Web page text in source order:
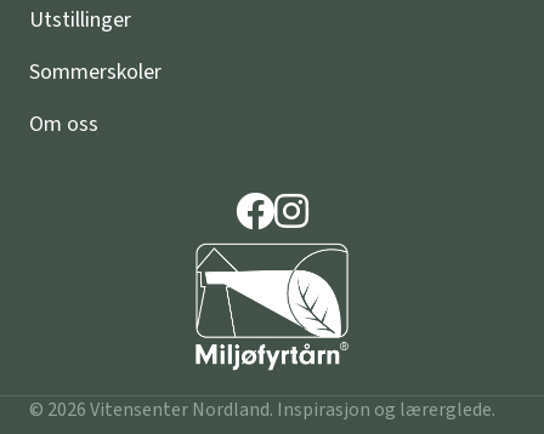
Utstillinger
Sommerskoler
Om oss
© 2026 Vitensenter Nordland. Inspirasjon og lærerglede.